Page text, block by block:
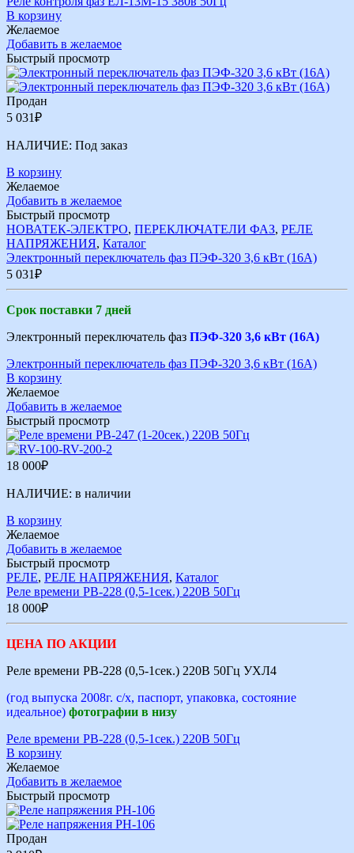
В корзину
Желаемое
Добавить в желаемое
Быстрый просмотр
Продан
5 031₽
НАЛИЧИЕ: Под заказ
В корзину
Желаемое
Добавить в желаемое
Быстрый просмотр
НОВАТЕК-ЭЛЕКТРО, ПЕРЕКЛЮЧАТЕЛИ ФАЗ, РЕЛЕ
НАПРЯЖЕНИЯ, Каталог
Электронный переключатель фаз ПЭФ-320 3,6 кВт (16А)
5 031₽
Срок поставки 7 дней
Электронный переключатель фаз ПЭФ-320 3,6 кВт (16А)
Электронный переключатель фаз ПЭФ-320 3,6 кВт (16А)
В корзину
Желаемое
Добавить в желаемое
Быстрый просмотр
18 000₽
НАЛИЧИЕ: в наличии
В корзину
Желаемое
Добавить в желаемое
Быстрый просмотр
РЕЛЕ, РЕЛЕ НАПРЯЖЕНИЯ, Каталог
Реле времени РВ-228 (0,5-1сек.) 220В 50Гц
18 000₽
ЦЕНА ПО АКЦИИ
Реле времени РВ-228 (0,5-1сек.) 220В 50Гц УХЛ4
(год выпуска 2008г. с/х, паспорт, упаковка, состояние
идеальное) фотографии в низу
Реле времени РВ-228 (0,5-1сек.) 220В 50Гц
В корзину
Желаемое
Добавить в желаемое
Быстрый просмотр
Продан